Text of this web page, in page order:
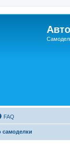
FAQ
самоделки